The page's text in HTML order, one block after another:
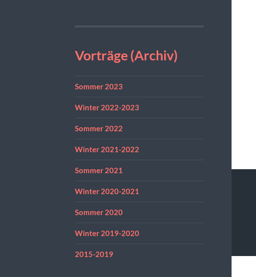
Vorträge (Archiv)
Sommer 2023
Winter 2022-2023
Sommer 2022
Winter 2021-2022
Sommer 2021
Winter 2020-2021
Sommer 2020
Winter 2019-2020
2015-2019